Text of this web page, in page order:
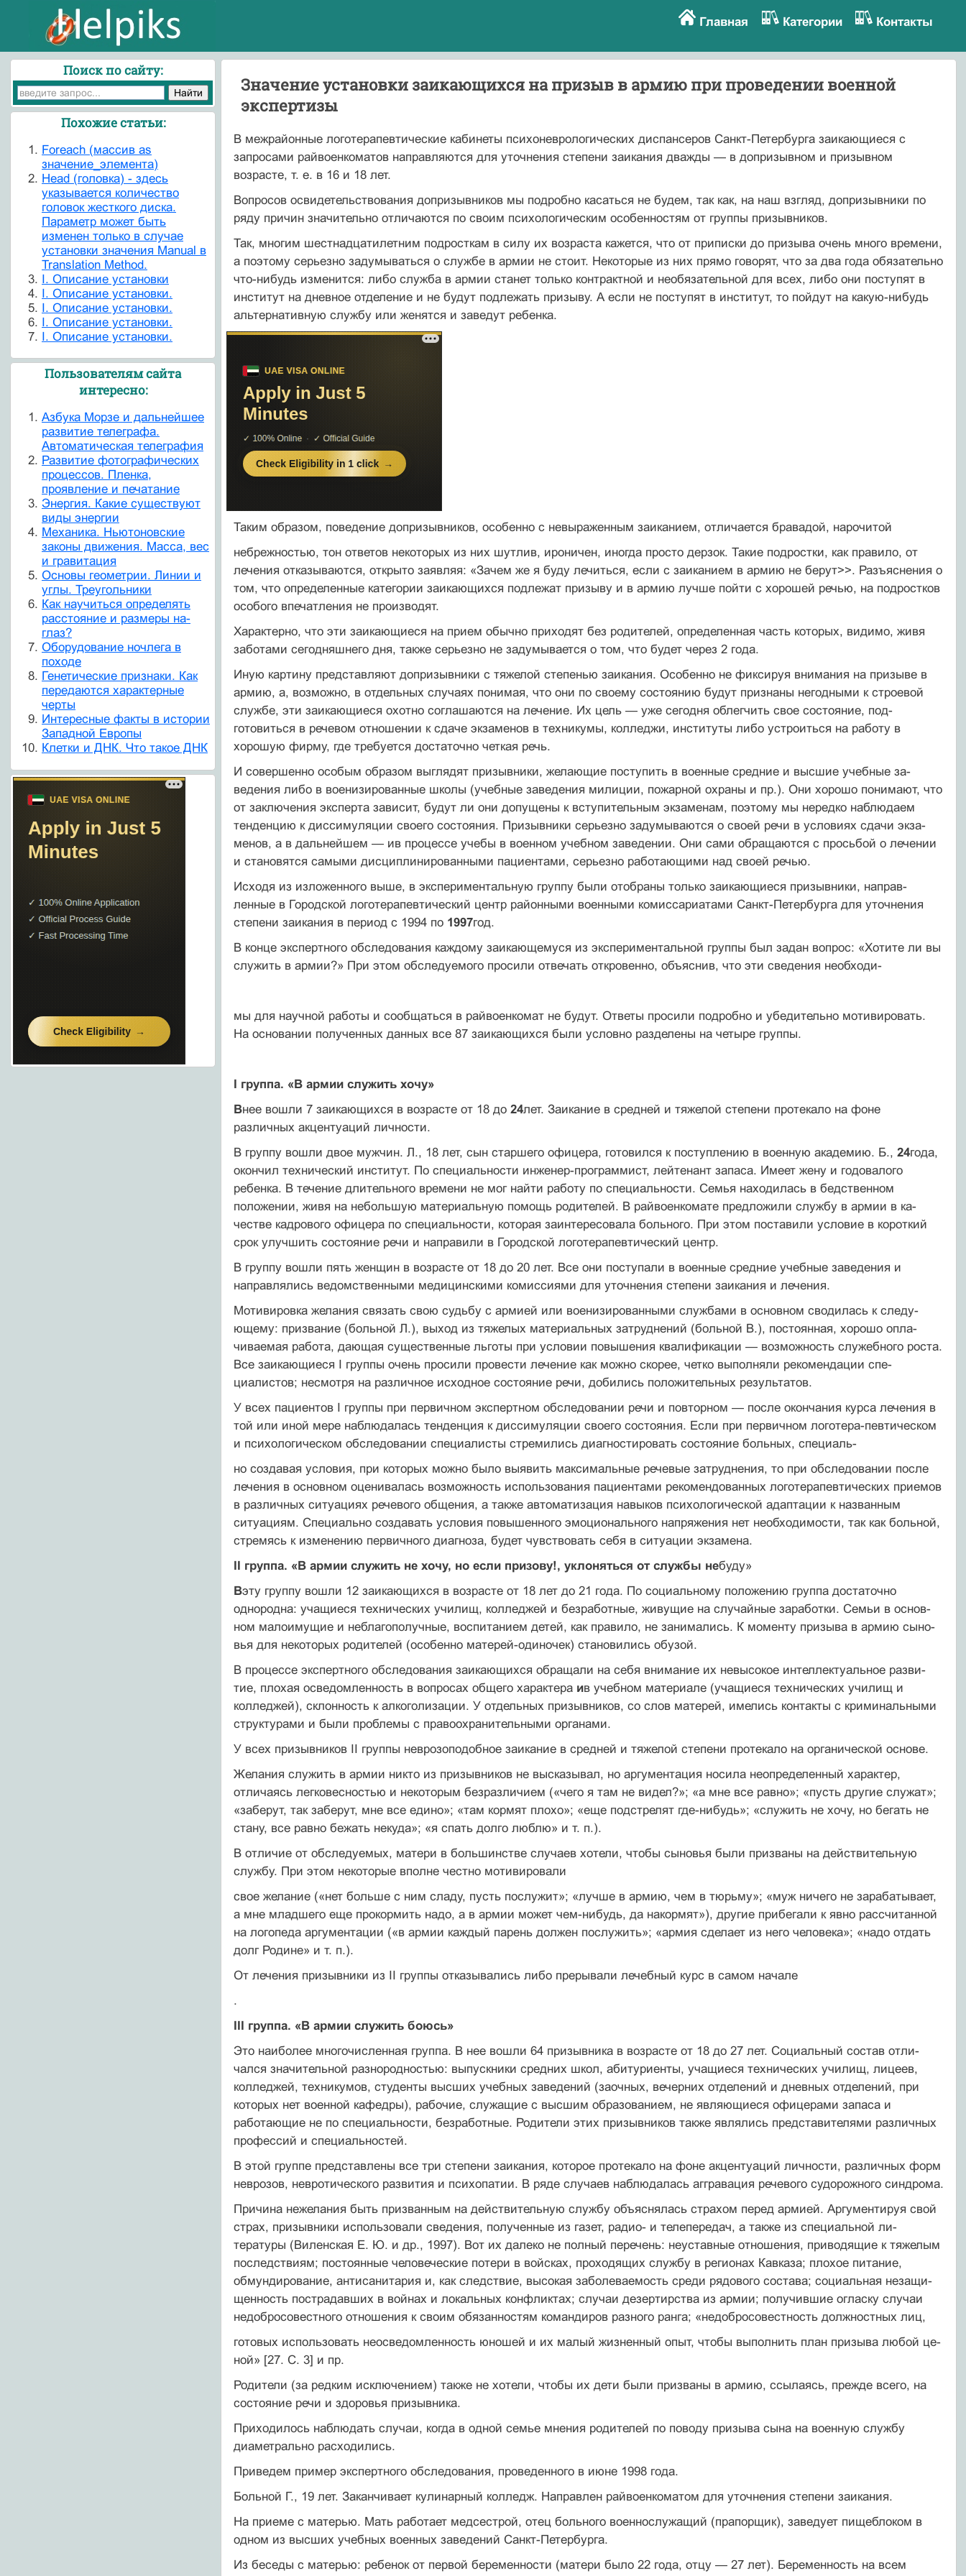
Главная Категории Контакты
Значение установки заикающихся на призыв в армию при проведении военной
экспертизы
В межрайонные логотерапевтические кабинеты пси­хоневрологических диспансеров Санкт-Петербурга заикающи­еся с
запросами райвоенкоматов направляются для уточне­ния степени заикания дважды — в допризывном и призыв­ном
возрасте, т. е. в 16 и 18 лет.
Вопросов освидетельствования допризывников мы подроб­но касаться не будем, так как, на наш взгляд, допризывники по
ряду причин значительно отличаются по своим психоло­гическим особенностям от группы призывников.
Так, многим шестнадцатилетним подросткам в силу их возраста кажется, что от приписки до призыва очень много времени,
а поэтому серьезно задумываться о службе в армии не стоит. Некоторые из них прямо говорят, что за два года обязательно
что-нибудь изменится: либо служба в армии ста­нет только контрактной и необязательной для всех, либо они поступят в
институт на дневное отделение и не будут подле­жать призыву. А если не поступят в институт, то пойдут на какую-нибудь
альтернативную службу или женятся и заве­дут ребенка.
Таким образом, поведение допризывников, особенно с не­выраженным заиканием, отличается бравадой, нарочитой
небрежностью, тон ответов некоторых из них шутлив, иро­ничен, иногда просто дерзок. Такие подростки, как правило, от
лечения отказываются, открыто заявляя: «Зачем же я буду лечиться, если с заиканием в армию не берут>>. Разъяснения о
том, что определенные категории заикающихся подлежат призыву и в армию лучше пойти с хорошей речью, на подро­стков
особого впечатления не производят.
Характерно, что эти заикающиеся на прием обычно при­ходят без родителей, определенная часть которых, видимо, живя
заботами сегодняшнего дня, также серьезно не задумы­вается о том, что будет через 2 года.
Иную картину представляют допризывники с тяжелой сте­пенью заикания. Особенно не фиксируя внимания на призы­ве в
армию, а, возможно, в отдельных случаях понимая, что они по своему состоянию будут признаны негодными к стро­евой
службе, эти заикающиеся охотно соглашаются на лече­ние. Их цель — уже сегодня облегчить свое состояние, под­
готовиться в речевом отношении к сдаче экзаменов в техни­кумы, колледжи, институты либо устроиться на работу в
хорошую фирму, где требуется достаточно четкая речь.
И совершенно особым образом выглядят призывники, же­лающие поступить в военные средние и высшие учебные за­
ведения либо в военизированные школы (учебные заведения милиции, пожарной охраны и пр.). Они хорошо понимают, что
от заключения эксперта зависит, будут ли они допущены к вступительным экзаменам, поэтому мы нередко наблюдаем
тенденцию к диссимуляции своего состояния. Призывники серьезно задумываются о своей речи в условиях сдачи экза­
менов, а в дальнейшем — ив процессе учебы в военном учеб­ном заведении. Они сами обращаются с просьбой о лечении
и становятся самыми дисциплинированными пациентами, се­рьезно работающими над своей речью.
Исходя из изложенного выше, в экспериментальную груп­пу были отобраны только заикающиеся призывники, направ­
ленные в Городской логотерапевтический центр районными военными комиссариатами Санкт-Петербурга для уточнения
степени заикания в период с 1994 по 1997год.
В конце экспертного обследования каждому заикающему­ся из экспериментальной группы был задан вопрос: «Хотите ли вы
служить в армии?» При этом обследуемого просили отвечать откровенно, объяснив, что эти сведения необходи-
мы для научной работы и сообщаться в райвоенкомат не бу­дут. Ответы просили подробно и убедительно мотивировать.
На основании полученных данных все 87 заикающихся были условно разделены на четыре группы.
I группа. «В армии служить хочу»
Внее вошли 7 заикающихся в возрасте от 18 до 24лет. Заикание в средней и тяжелой степени протекало на фоне
различных акцентуаций личности.
В группу вошли двое мужчин. Л., 18 лет, сын старшего офицера, готовился к поступлению в военную академию. Б., 24года,
окончил технический институт. По специальности инженер-программист, лейтенант запаса. Имеет жену и го­довалого
ребенка. В течение длительного времени не мог най­ти работу по специальности. Семья находилась в бедственном
положении, живя на небольшую материальную помощь ро­дителей. В райвоенкомате предложили службу в армии в ка­
честве кадрового офицера по специальности, которая заинте­ресовала больного. При этом поставили условие в короткий
срок улучшить состояние речи и направили в Городской ло­готерапевтический центр.
В группу вошли пять женщин в возрасте от 18 до 20 лет. Все они поступали в военные средние учебные заведения и
направлялись ведомственными медицинскими комиссиями для уточнения степени заикания и лечения.
Мотивировка желания связать свою судьбу с армией или военизированными службами в основном сводилась к следу­
ющему: призвание (больной Л.), выход из тяжелых матери­альных затруднений (больной В.), постоянная, хорошо опла­
чиваемая работа, дающая существенные льготы при условии повышения квалификации — возможность служебного роста.
Все заикающиеся I группы очень просили провести лече­ние как можно скорее, четко выполняли рекомендации спе­
циалистов; несмотря на различное исходное состояние речи, добились положительных результатов.
У всех пациентов I группы при первичном экспертном об­следовании речи и повторном — после окончания курса ле­чения в
той или иной мере наблюдалась тенденция к дисси­муляции своего состояния. Если при первичном логотера-певтическом
и психологическом обследовании специалисты стремились диагностировать состояние больных, специаль-
но создавая условия, при которых можно было выявить мак­симальные речевые затруднения, то при обследовании после
лечения в основном оценивалась возможность использования пациентами рекомендованных логотерапевтических приемов
в различных ситуациях речевого общения, а также автома­тизация навыков психологической адаптации к названным
ситуациям. Специально создавать условия повышенного эмо­ционального напряжения нет необходимости, так как боль­ной,
стремясь к изменению первичного диагноза, будет чув­ствовать себя в ситуации экзамена.
II группа. «В армии служить не хочу, но если призову!, уклоняться от службы небуду»
Вэту группу вошли 12 заикающихся в возрасте от 18 лет до 21 года. По социальному положению группа достаточно
однородна: учащиеся технических училищ, колледжей и без­работные, живущие на случайные заработки. Семьи в основ­
ном малоимущие и неблагополучные, воспитанием детей, как правило, не занимались. К моменту призыва в армию сыно­
вья для некоторых родителей (особенно матерей-одиночек) становились обузой.
В процессе экспертного обследования заикающихся обраща­ли на себя внимание их невысокое интеллектуальное разви­
тие, плохая осведомленность в вопросах общего характера ив учебном материале (учащиеся технических училищ и
коллед­жей), склонность к алкоголизации. У отдельных призывников, со слов матерей, имелись контакты с криминальными
струк­турами и были проблемы с правоохранительными органами.
У всех призывников II группы неврозоподобное заикание в средней и тяжелой степени протекало на органической ос­нове.
Желания служить в армии никто из призывников не выс­казывал, но аргументация носила неопределенный характер,
отличаясь легковесностью и некоторым безразличием («чего я там не видел?»; «а мне все равно»; «пусть другие служат»;
«за­берут, так заберут, мне все едино»; «там кормят плохо»; «еще подстрелят где-нибудь»; «служить не хочу, но бегать не
стану, все равно бежать некуда»; «я спать долго люблю» и т. п.).
В отличие от обследуемых, матери в большинстве случаев хотели, чтобы сыновья были призваны на действительную
службу. При этом некоторые вполне честно мотивировали
свое желание («нет больше с ним сладу, пусть послужит»; «лучше в армию, чем в тюрьму»; «муж ничего не зарабаты­вает,
а мне младшего еще прокормить надо, а в армии может чем-нибудь, да накормят»), другие прибегали к явно рассчи­танной
на логопеда аргументации («в армии каждый парень должен послужить»; «армия сделает из него человека»; «надо отдать
долг Родине» и т. п.).
От лечения призывники из II группы отказывались либо прерывали лечебный курс в самом начале
.
III группа. «В армии служить боюсь»
Это наиболее многочисленная группа. В нее вошли 64 при­зывника в возрасте от 18 до 27 лет. Социальный состав отли­
чался значительной разнородностью: выпускники средних школ, абитуриенты, учащиеся технических училищ, лицеев,
колледжей, техникумов, студенты высших учебных заведе­ний (заочных, вечерних отделений и дневных отделений, при
которых нет военной кафедры), рабочие, служащие с высшим образованием, не являющиеся офицерами запаса и
работаю­щие не по специальности, безработные. Родители этих при­зывников также являлись представителями различных
про­фессий и специальностей.
В этой группе представлены все три степени заикания, которое протекало на фоне акцентуаций личности, различ­ных форм
неврозов, невротического развития и психопатии. В ряде случаев наблюдалась аггравация речевого судорожно­го синдрома.
Причина нежелания быть призванным на действительную службу объяснялась страхом перед армией. Аргументируя свой
страх, призывники использовали сведения, полученные из газет, радио- и телепередач, а также из специальной ли­
тературы (Виленская Е. Ю. и др., 1997). Вот их далеко не пол­ный перечень: неуставные отношения, приводящие к тяжелым
последствиям; постоянные человеческие потери в войсках, проходящих службу в регионах Кавказа; плохое питание,
обмундирование, антисанитария и, как следствие, высокая заболеваемость среди рядового состава; социальная незащи­
щенность пострадавших в войнах и локальных конфликтах; случаи дезертирства из армии; получившие огласку случаи
недобросовестного отношения к своим обязанностям коман­диров разного ранга; «недобросовестность должностных лиц,
готовых использовать неосведомленность юношей и их малый жизненный опыт, чтобы выполнить план призыва любой це­
ной» [27. С. 3] и пр.
Родители (за редким исключением) также не хотели, что­бы их дети были призваны в армию, ссылаясь, прежде всего, на
состояние речи и здоровья призывника.
Приходилось наблюдать случаи, когда в одной семье мне­ния родителей по поводу призыва сына на военную службу
диаметрально расходились.
Приведем пример экспертного обследования, проведенно­го в июне 1998 года.
Больной Г., 19 лет. Заканчивает кулинарный колледж. Направ­лен райвоенкоматом для уточнения степени заикания.
На приеме с матерью. Мать работает медсестрой, отец больно­го военнослужащий (прапорщик), заведует пищеблоком в
одном из высших учебных военных заведений Санкт-Петербурга.
Из беседы с матерью: ребенок от первой беременности (матери было 22 года, отцу — 27 лет). Беременность на всем
Поиск по сайту:
Похожие статьи:
Foreach (массив as
значение_элемента)
Head (головка) - здесь
указывается количество
головок жесткого диска.
Параметр может быть
изменен только в случае
установки значения Manual в
Translation Method.
I. Описание установки
I. Описание установки.
I. Описание установки.
I. Описание установки.
I. Описание установки.
Пользователям сайта
интересно:
Азбука Морзе и дальнейшее
развитие телеграфа.
Автоматическая телеграфия
Развитие фотографических
процессов. Пленка,
проявление и печатание
Энергия. Какие существуют
виды энергии
Механика. Ньютоновские
законы движения. Масса, вес
и гравитация
Основы геометрии. Линии и
углы. Треугольники
Как научиться определять
расстояние и размеры на-
глаз?
Оборудование ночлега в
походе
Генетические признаки. Как
передаются характерные
черты
Интересные факты в истории
Западной Европы
Клетки и ДНК. Что такое ДНК